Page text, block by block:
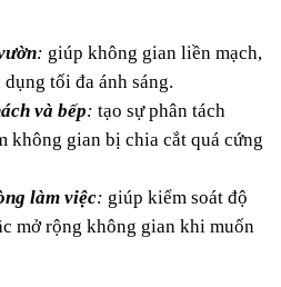
: giúp không gian liền mạch,
tối đa ánh sáng.
và bếp: tạo sự phân tách
không gian bị chia cắt quá cứng
làm việc: giúp kiểm soát độ
mở rộng không gian khi muốn